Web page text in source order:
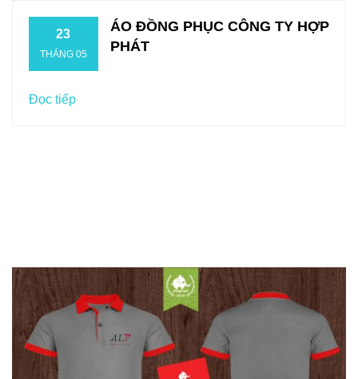
23
THÁNG 05
ÁO ĐỒNG PHỤC CÔNG TY HỢP
PHÁT
Đọc tiếp